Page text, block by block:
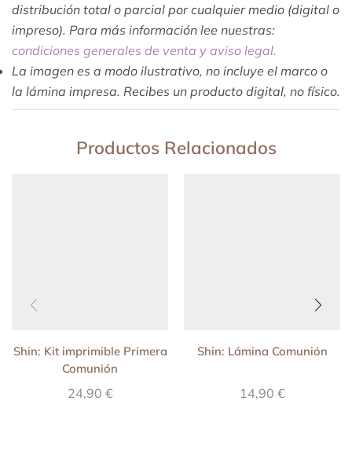
distribución total o parcial por cualquier medio (digital o
impreso). Para más información lee nuestras:
condiciones generales de venta y aviso legal.
La imagen es a modo ilustrativo, no incluye el marco o
la lámina impresa. Recibes un producto digital, no físico.
Productos Relacionados
Shin: Kit imprimible Primera
Comunión
24,90 €
Shin: Lámina Comunión
14,90 €